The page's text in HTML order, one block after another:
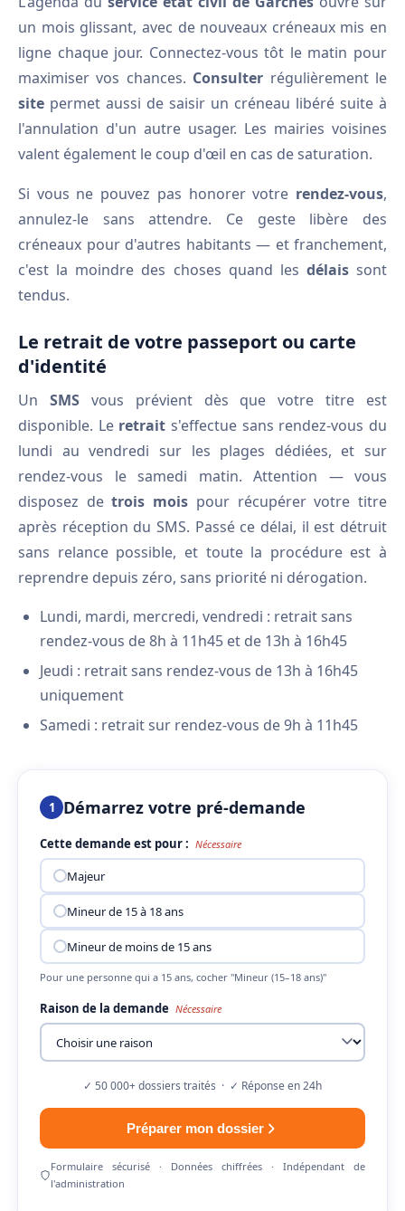
un mois glissant, avec de nouveaux créneaux mis en
ligne chaque jour. Connectez-vous tôt le matin pour
maximiser vos chances. Consulter régulièrement le
site permet aussi de saisir un créneau libéré suite à
l'annulation d'un autre usager. Les mairies voisines
valent également le coup d'œil en cas de saturation.
Si vous ne pouvez pas honorer votre rendez-vous,
annulez-le sans attendre. Ce geste libère des
créneaux pour d'autres habitants — et franchement,
c'est la moindre des choses quand les délaissont
tendus.
Le retrait de votre passeport ou carte
d'identité
Un SMSvous prévient dès que votre titre est
disponible. Le retrait s'effectue sans rendez-vous du
lundi au vendredi sur les plages dédiées, et sur
rendez-vous le samedi matin. Attention — vous
disposez detrois mois pour récupérer votre titre
après réception du SMS. Passé ce délai, il est détruit
sans relance possible, et toute la procédure est à
reprendre depuis zéro, sans priorité ni dérogation.
Lundi, mardi, mercredi, vendredi : retrait sans
rendez-vous de 8h à 11h45 et de 13h à 16h45
Jeudi : retrait sans rendez-vous de 13h à 16h45
uniquement
Samedi : retrait sur rendez-vous de 9h à 11h45
1 Démarrez votre pré-demande
Cette demande est pour : Nécessaire
Majeur
Mineur de 15 à 18 ans
Mineur de moins de 15 ans
Pour une personne qui a 15 ans, cocher "Mineur (15–18 ans)"
Raison de la demande Nécessaire
✓ 50 000+ dossiers traités · ✓ Réponse en 24h
Préparer mon dossier
Formulaire sécurisé · Données chiffrées · Indépendant de
l'administration